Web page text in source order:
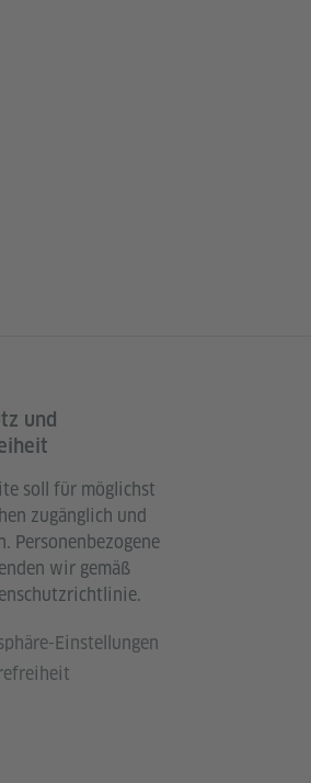
und
soll für möglichst
zugänglich und
Personenbezogene
wir gemäß
Einstellungen